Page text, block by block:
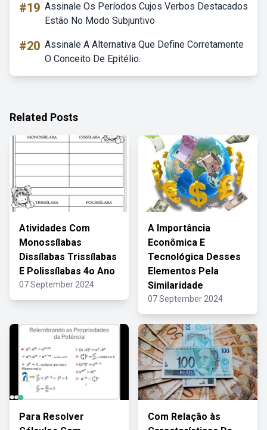
#19 Assinale Os Períodos Cujos Verbos Destacados
Estão No Modo Subjuntivo
#20 Assinale A Alternativa Que Define Corretamente
O Conceito De Epitélio.
Related Posts
Atividades Com
Monossílabas
Dissílabas Trissílabas
E Polissílabas 4o Ano
07 September 2024
A Importância
Econômica E
Tecnológica Desses
Elementos Pela
Similaridade
07 September 2024
Para Resolver
Com Relação às